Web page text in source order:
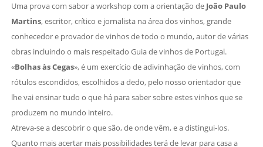
Uma prova com sabor a workshop com a orientação deJoão Paulo
Martins, escritor, crítico e jornalista na área dos vinhos, grande
conhecedor e provador de vinhos de todo o mundo, autor de várias
obras incluindo o mais respeitado Guia de vinhos de Portugal.
«Bolhas às Cegas», é um exercício de adivinhação de vinhos, com
rótulos escondidos, escolhidos a dedo, pelo nosso orientador que
lhe vai ensinar tudo o que há para saber sobre estes vinhos que se
produzem no mundo inteiro.
Atreva-se a descobrir o que são, de onde vêm, e a distingui-los.
Quanto mais acertar mais possibilidades terá de levar para casa a